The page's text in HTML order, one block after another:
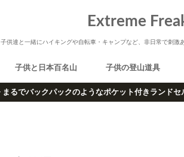
Extreme
子供達と一緒にハイキングや自転車・キャンプなど、非日常で刺激
子供と日本百名山 子供の登山道具
まるでバックパックのようなポケット付きランドセ